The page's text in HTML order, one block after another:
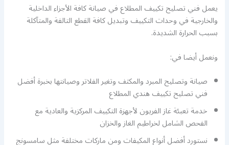
يعمل فني تصليح تكييف المطلاع في صيانة كافة الأجزاء الداخلية
والخارجية في وحدات التكييف وتبديل كافة القطع التالفة والمتآكلة
بسبب الحرارة الشديدة.
ونعمل أيضا في:
صيانة وتصليح المبرد والمكثف وتغير الفلاتر وصيانتها بخبرة أفضل
فني تصليح تكييف هندي المطلاع
خدمة تعبئة غاز الفريون لأجهزة التكييف المركزية والعادية مع
الفحص الشامل لخراطيم الغاز والخزان
نستورد أفضل أنواع المكيفات ومن ماركات مختلفة مثل سامسونج